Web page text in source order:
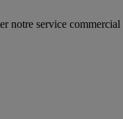
commercial au +228 92